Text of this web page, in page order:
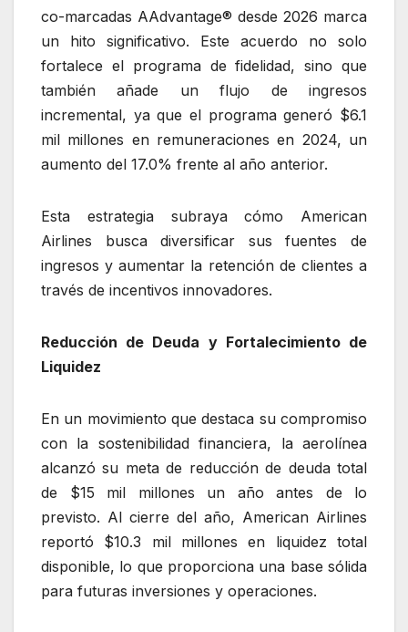
co-marcadas AAdvantage® desde 2026 marca
un hito significativo. Este acuerdo no solo
fortalece el programa de fidelidad, sino que
también añade un flujo de ingresos
incremental, ya que el programa generó $6.1
mil millones en remuneraciones en 2024, un
aumento del 17.0% frente al año anterior.
Esta estrategia subraya cómo American
Airlines busca diversificar sus fuentes de
ingresos y aumentar la retención de clientes a
través de incentivos innovadores.
Reducción de Deuda y Fortalecimiento de
Liquidez
En un movimiento que destaca su compromiso
con la sostenibilidad financiera, la aerolínea
alcanzó su meta de reducción de deuda total
de $15 mil millones un año antes de lo
previsto. Al cierre del año, American Airlines
reportó $10.3 mil millones en liquidez total
disponible, lo que proporciona una base sólida
para futuras inversiones y operaciones.